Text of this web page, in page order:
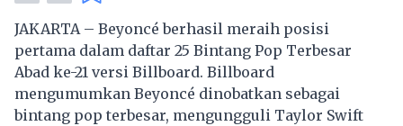
JAKARTA – Beyoncé berhasil meraih posisi
pertama dalam daftar 25 Bintang Pop Terbesar
Abad ke-21 versi Billboard. Billboard
mengumumkan Beyoncé dinobatkan sebagai
bintang pop terbesar, mengungguli Taylor Swift